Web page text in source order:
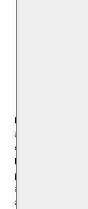
Modelul
autentic al stilului
contemporane și
Pielea naturală
proporționat
alegere potrivită
atât confortul, cât